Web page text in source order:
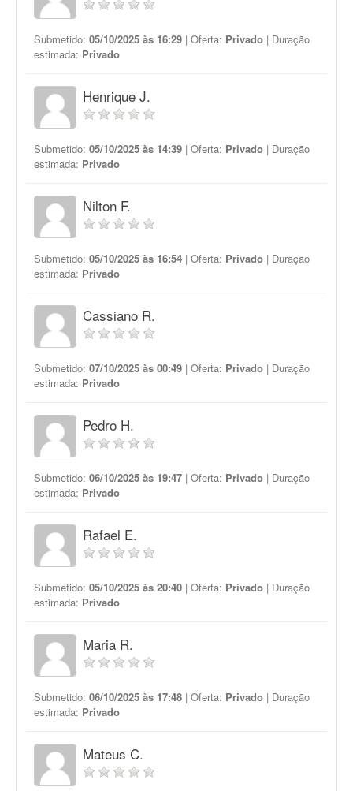
Submetido: 05/10/2025 às 16:29 | Oferta: Privado | Duração
estimada: Privado
Henrique J.
Submetido: 05/10/2025 às 14:39 | Oferta: Privado | Duração
estimada: Privado
Nilton F.
Submetido: 05/10/2025 às 16:54 | Oferta: Privado | Duração
estimada: Privado
Cassiano R.
Submetido: 07/10/2025 às 00:49 | Oferta: Privado | Duração
estimada: Privado
Pedro H.
Submetido: 06/10/2025 às 19:47 | Oferta: Privado | Duração
estimada: Privado
Rafael E.
Submetido: 05/10/2025 às 20:40 | Oferta: Privado | Duração
estimada: Privado
Maria R.
Submetido: 06/10/2025 às 17:48 | Oferta: Privado | Duração
estimada: Privado
Mateus C.